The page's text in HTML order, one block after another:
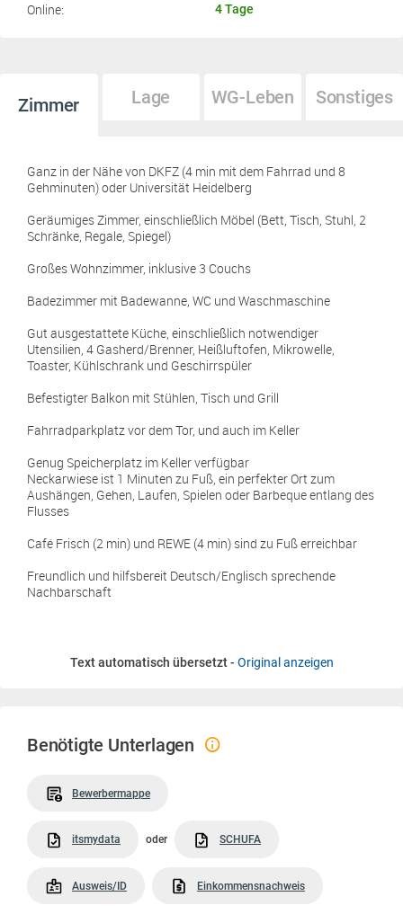
Online: 4 Tage
Zimmer Lage WG-Leben Sonstiges
Ganz in der Nähe von DKFZ (4 min mit dem Fahrrad und 8
Gehminuten) oder Universität Heidelberg
Geräumiges Zimmer, einschließlich Möbel (Bett, Tisch, Stuhl, 2
Schränke, Regale, Spiegel)
Großes Wohnzimmer, inklusive 3 Couchs
Badezimmer mit Badewanne, WC und Waschmaschine
Gut ausgestattete Küche, einschließlich notwendiger
Utensilien, 4 Gasherd/Brenner, Heißluftofen, Mikrowelle,
Toaster, Kühlschrank und Geschirrspüler
Befestigter Balkon mit Stühlen, Tisch und Grill
Fahrradparkplatz vor dem Tor, und auch im Keller
Genug Speicherplatz im Keller verfügbar
Neckarwiese ist 1 Minuten zu Fuß, ein perfekter Ort zum
Aushängen, Gehen, Laufen, Spielen oder Barbeque entlang des
Flusses
Café Frisch (2 min) und REWE (4 min) sind zu Fuß erreichbar
Freundlich und hilfsbereit Deutsch/Englisch sprechende
Nachbarschaft
Text automatisch übersetzt - Original anzeigen
Benötigte Unterlagen
Bewerbermappe
itsmydata oder SCHUFA
Ausweis/ID Einkommensnachweis